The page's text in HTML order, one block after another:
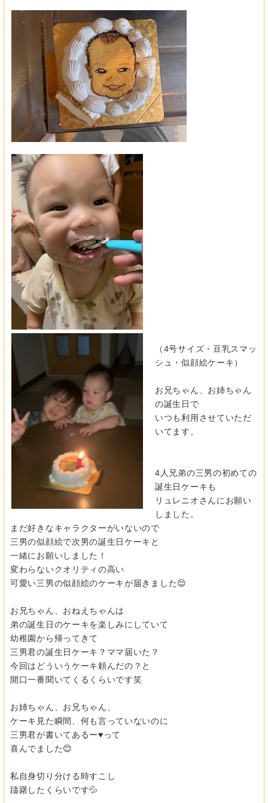
（4号サイズ・豆乳スマッ
シュ・似顔絵ケーキ）
お兄ちゃん、お姉ちゃん
の誕生日で
いつも利用させていただ
いてます。
4人兄弟の三男の初めての
誕生日ケーキも
リュレニオさんにお願い
しました。
まだ好きなキャラクターがいないので
三男の似顔絵で次男の誕生日ケーキと
一緒にお願いしました！
変わらないクオリティの高い
可愛い三男の似顔絵のケーキが届きました😌
お兄ちゃん、おねえちゃんは
弟の誕生日のケーキを楽しみにしていて
幼稚園から帰ってきて
三男君の誕生日ケーキ？ママ届いた？
今回はどういうケーキ頼んだの？と
開口一番聞いてくるくらいです笑
お姉ちゃん、お兄ちゃん、
ケーキ見た瞬間、何も言っていないのに
三男君が書いてあるー♥️って
喜んでました😊
私自身切り分ける時すこし
躊躇したくらいです💦